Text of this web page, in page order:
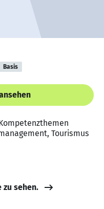
Basis
Tourismus
zu sehen.